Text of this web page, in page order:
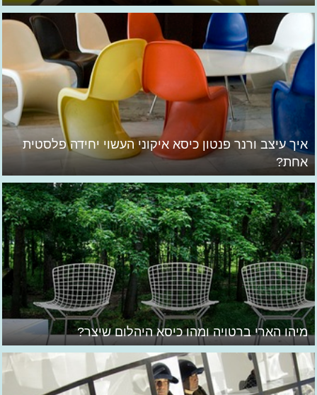
איך עיצב ורנר פנטון כיסא איקוני העשוי יחידה פלסטית
אחת?
מיהו הארי ברטויה ומהו כיסא היהלום שיצר?